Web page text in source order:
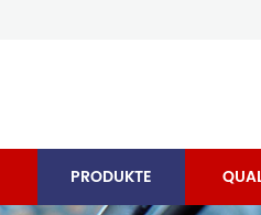
PRODUKTE